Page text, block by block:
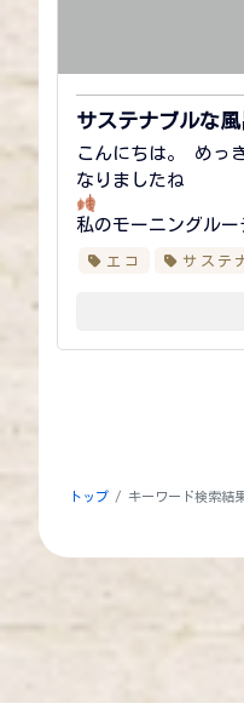
サステナブルな
こんにちは。 めっ
なりましたね
私のモーニングル
エコ サステ
トップ キーワード検索結